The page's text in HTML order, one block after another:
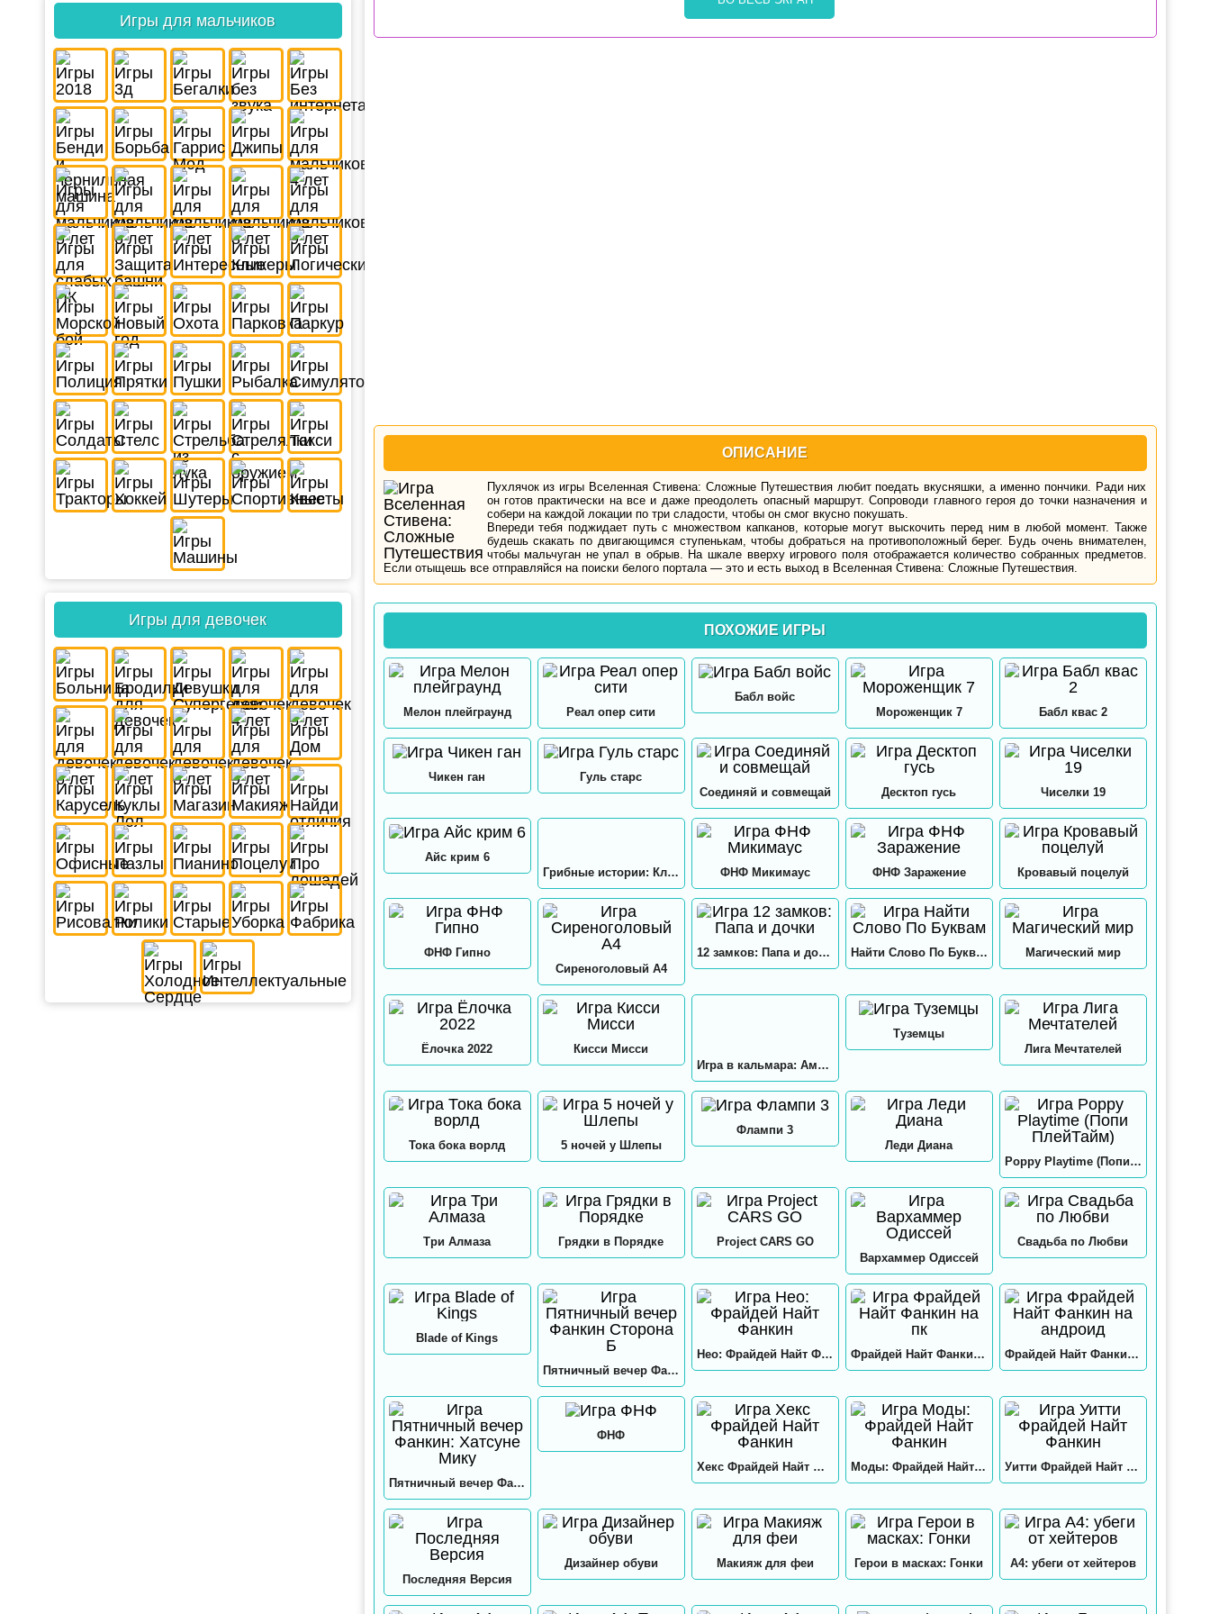
Игры для мальчиков
Игры для девочек
ОПИСАНИЕ
Пухлячок из игры Вселенная Стивена: Сложные Путешествия любит поедать вкусняшки, а именно пончики. Ради них
он готов практически на все и даже преодолеть опасный маршрут. Сопроводи главного героя до точки назначения и
собери на каждой локации по три сладости, чтобы он смог вкусно покушать.
Впереди тебя поджидает путь с множеством капканов, которые могут выскочить перед ним в любой момент. Также
будешь скакать по двигающимся ступенькам, чтобы добраться на противоположный берег. Будь очень внимателен,
чтобы мальчуган не упал в обрыв. На шкале вверху игрового поля отображается количество собранных предметов.
Если отыщешь все отправляйся на поиски белого портала — это и есть выход в Вселенная Стивена: Сложные Путешествия.
ПОХОЖИЕ ИГРЫ
Мелон плейграунд Реал опер сити
Бабл войс
Мороженщик 7
Бабл квас 2
Чикен ган
Гуль старс
Соединяй и совмещай
Десктоп гусь Чиселки 19
Айс крим 6
Грибные истории: Кликер
ФНФ Микимаус ФНФ Заражение Кровавый поцелуй
ФНФ Гипно
Сиреноголовый А4
12 замков: Папа и дочки Найти Слово По Буквам Магический мир
Ёлочка 2022
Кисси Мисси
Игра в кальмара: Амонг ас
Туземцы
Лига Мечтателей
Тока бока ворлд 5 ночей у Шлепы
Флампи 3
Леди Диана
Poppy Playtime (Попи ПлейТайм)
Три Алмаза Грядки в Порядке
Project CARS GO
Вархаммер Одиссей
Свадьба по Любви
Blade of Kings
Пятничный вечер Фанкин Сторона Б
Нео: Фрайдей Найт Фанкин Фрайдей Найт Фанкин на пк Фрайдей Найт Фанкин на андроид
Пятничный вечер Фанкин: Хатсуне Мику
ФНФ
Хекс Фрайдей Найт Фанкин Моды: Фрайдей Найт Фанкин Уитти Фрайдей Найт Фанкин
Последняя Версия
Дизайнер обуви Макияж для феи Герои в масках: Гонки А4: убеги от хейтеров